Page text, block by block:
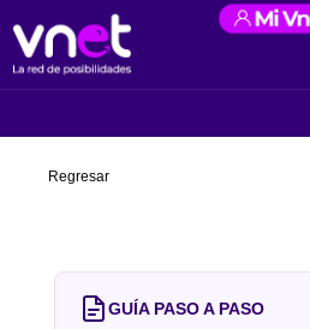
Regresar
GUÍA PASO A PASO